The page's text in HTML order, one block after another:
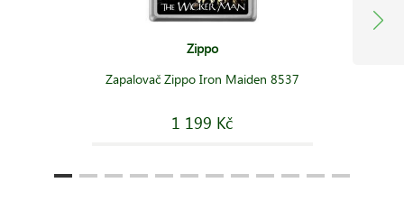
Zippo
Zapalovač Zippo Iron Maiden 8537
1 199 Kč